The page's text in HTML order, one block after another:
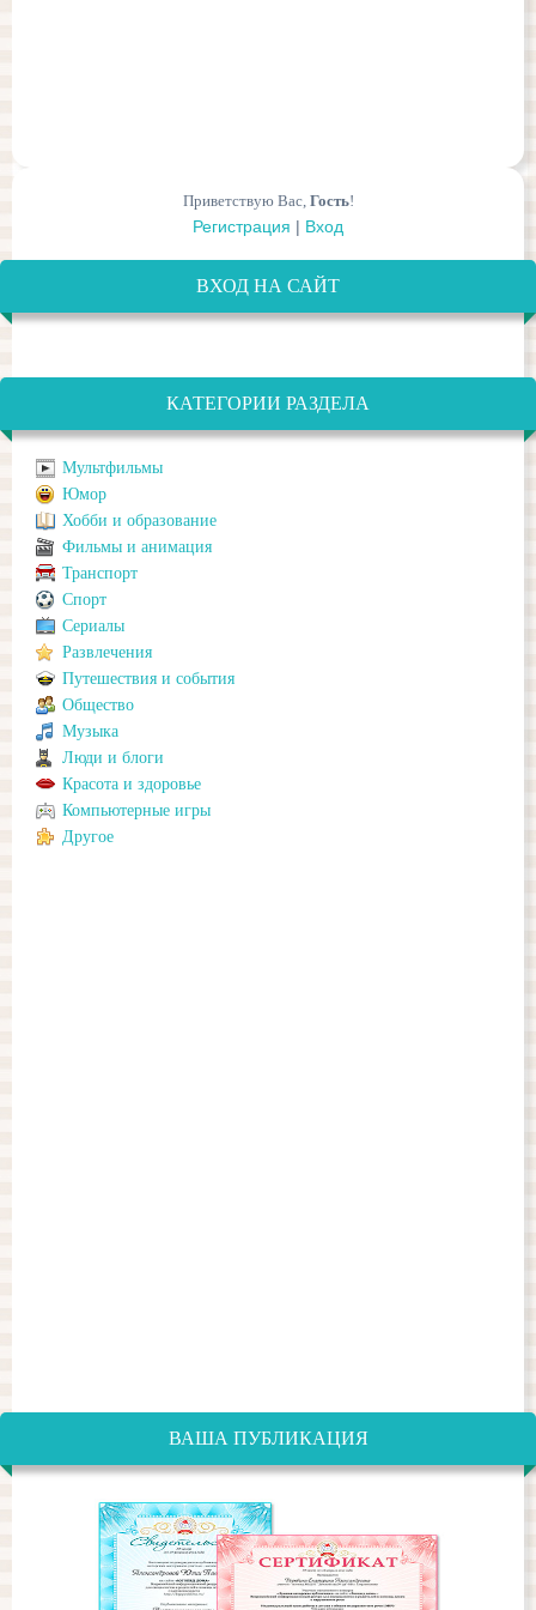
Приветствую Вас, Гость!
Регистрация | Вход
ВХОД НА САЙТ
КАТЕГОРИИ РАЗДЕЛА
Мультфильмы
Юмор
Хобби и образование
Фильмы и анимация
Транспорт
Спорт
Сериалы
Развлечения
Путешествия и события
Общество
Музыка
Люди и блоги
Красота и здоровье
Компьютерные игры
Другое
ВАША ПУБЛИКАЦИЯ